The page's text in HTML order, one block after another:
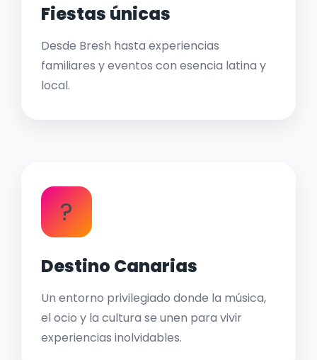
Fiestas únicas
Desde Bresh hasta experiencias
familiares y eventos con esencia latina y
local.
?
Destino Canarias
Un entorno privilegiado donde la música,
el ocio y la cultura se unen para vivir
experiencias inolvidables.